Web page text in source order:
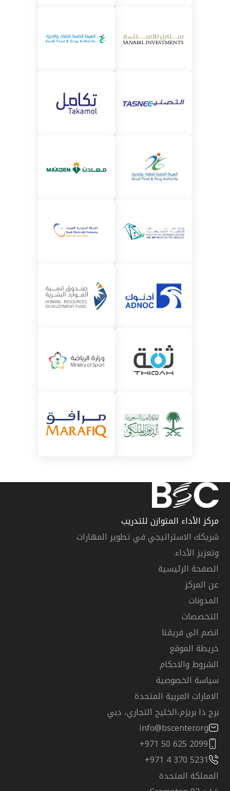
مركز الأداء المتوازن للتدريب
شريكك الاستراتيجي في تطوير المهارات
وتعزيز الأداء.
الصفحة الرئيسية
عن المركز
المدونات
التخصصات
انضم الى فريقنا
خريطة الموقع
الشروط والاحكام
سياسة الخصوصية
الامارات العربية المتحدة
برج ذا بريزم،الخليج التجاري، دبي
info@bscenter.org
+971 50 625 2099
+971 4 370 5231
المملكة المتحدة